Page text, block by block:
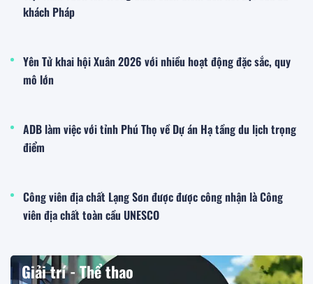
khách Pháp
Yên Tử khai hội Xuân 2026 với nhiều hoạt động đặc sắc, quy
mô lớn
ADB làm việc với tỉnh Phú Thọ về Dự án Hạ tầng du lịch trọng
điểm
Công viên địa chất Lạng Sơn được được công nhận là Công
viên địa chất toàn cầu UNESCO
Giải trí - Thể thao